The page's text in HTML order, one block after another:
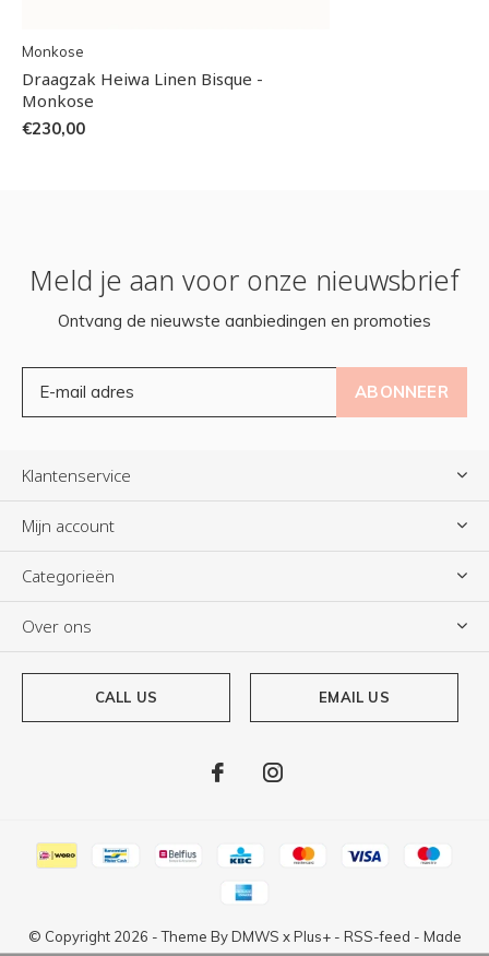
Monkose
Draagzak Heiwa Linen Bisque -
Monkose
€230,00
Meld je aan voor onze nieuwsbrief
Ontvang de nieuwste aanbiedingen en promoties
ABONNEER
Klantenservice
Mijn account
Categorieën
Over ons
CALL US EMAIL US
© Copyright 2026 - Theme ByDMWS xPlus+- RSS-feed - Made